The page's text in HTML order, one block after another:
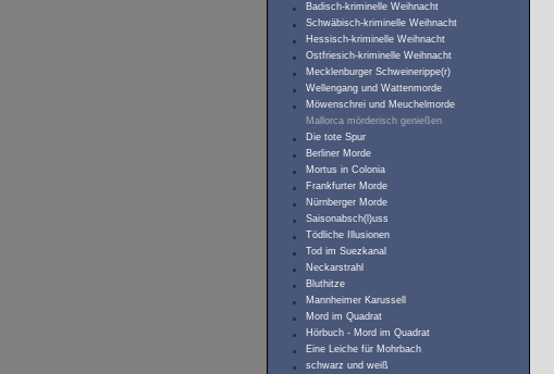
Badisch-kriminelle Weihnacht
Schwäbisch-kriminelle Weihnacht
Hessisch-kriminelle Weihnacht
Ostfriesich-kriminelle Weihnacht
Mecklenburger Schweinerippe(r)
Wellengang und Wattenmorde
Möwenschrei und Meuchelmorde
Mallorca mörderisch genießen
Die tote Spur
Berliner Morde
Mortus in Colonia
Frankfurter Morde
Nürnberger Morde
Saisonabsch(l)uss
Tödliche Illusionen
Tod im Suezkanal
Neckarstrahl
Bluthitze
Mannheimer Karussell
Mord im Quadrat
Hörbuch - Mord im Quadrat
Eine Leiche für Mohrbach
schwarz und weiß